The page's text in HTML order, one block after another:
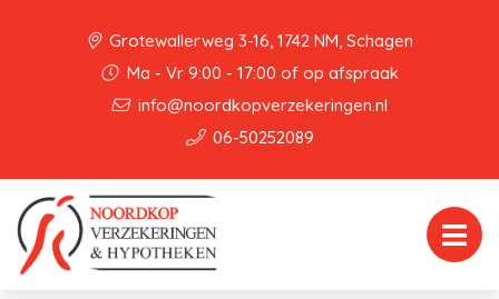
Grotewallerweg 3-16, 1742 NM, Schagen
Ma - Vr 9:00 - 17:00 of op afspraak
info@noordkopverzekeringen.nl
06-50252089